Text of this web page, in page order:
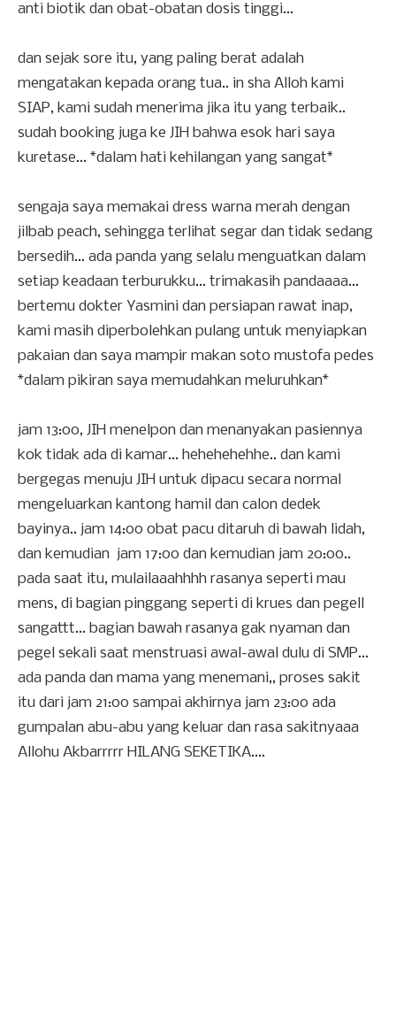
anti biotik dan obat-obatan dosis tinggi...
dan sejak sore itu, yang paling berat adalah
mengatakan kepada orang tua.. in sha Alloh kami
SIAP, kami sudah menerima jika itu yang terbaik..
sudah booking juga ke JIH bahwa esok hari saya
kuretase... *dalam hati kehilangan yang sangat*
sengaja saya memakai dress warna merah dengan
jilbab peach, sehingga terlihat segar dan tidak sedang
bersedih... ada panda yang selalu menguatkan dalam
setiap keadaan terburukku... trimakasih pandaaaa...
bertemu dokter Yasmini dan persiapan rawat inap,
kami masih diperbolehkan pulang untuk menyiapkan
pakaian dan saya mampir makan soto mustofa pedes
*dalam pikiran saya memudahkan meluruhkan*
jam 13:00, JIH menelpon dan menanyakan pasiennya
kok tidak ada di kamar... hehehehehhe.. dan kami
bergegas menuju JIH untuk dipacu secara normal
mengeluarkan kantong hamil dan calon dedek
bayinya.. jam 14:00 obat pacu ditaruh di bawah lidah,
dan kemudian jam 17:00 dan kemudian jam 20:00..
pada saat itu, mulailaaahhhh rasanya seperti mau
mens, di bagian pinggang seperti di krues dan pegell
sangattt... bagian bawah rasanya gak nyaman dan
pegel sekali saat menstruasi awal-awal dulu di SMP...
ada panda dan mama yang menemani,, proses sakit
itu dari jam 21:00 sampai akhirnya jam 23:00 ada
gumpalan abu-abu yang keluar dan rasa sakitnyaaa
Allohu Akbarrrrr HILANG SEKETIKA....